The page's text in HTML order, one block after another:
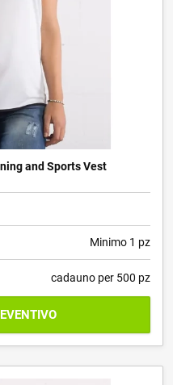
and Sports Vest
Minimo 1 pz
cadauno per 500 pz